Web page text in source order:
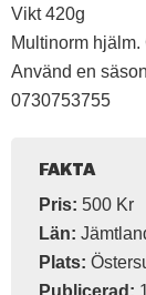
Vikt 420g
Multinorm
Använd en
0730753755
FAKTA
Pris: 500 Kr
Län:
Plats:
Publicerad: